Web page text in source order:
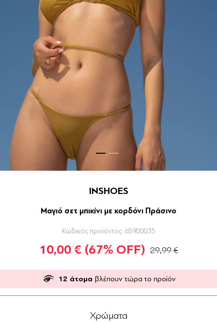
INSHOES
Μαγιό σετ μπικίνι με κορδόνι Πράσινο
Κωδικός προϊόντος: 65900035
10,00 € (67% OFF) 29,99 €
12 άτομα βλέπουν τώρα το προϊόν
Χρώματα